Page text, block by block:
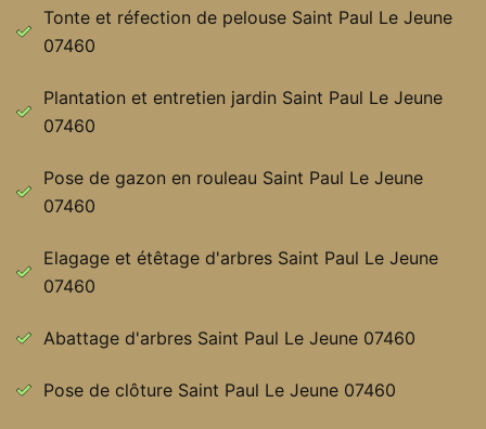
Tonte et réfection de pelouse Saint Paul Le Jeune
07460
Plantation et entretien jardin Saint Paul Le Jeune
07460
Pose de gazon en rouleau Saint Paul Le Jeune
07460
Elagage et étêtage d'arbres Saint Paul Le Jeune
07460
Abattage d'arbres Saint Paul Le Jeune 07460
Pose de clôture Saint Paul Le Jeune 07460